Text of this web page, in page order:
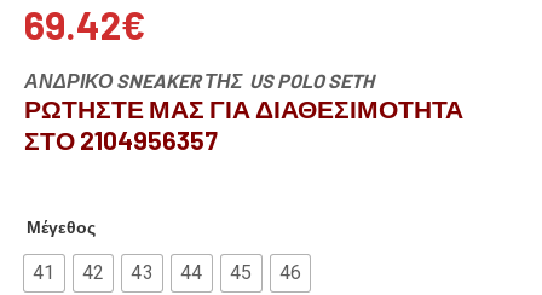
69.42€
ΑΝΔΡΙΚΟ SNEAKER ΤΗΣ US POLO SETH
ΡΩΤΗΣΤΕ ΜΑΣ ΓΙΑ ΔΙΑΘΕΣΙΜΟΤΗΤΑ
ΣΤΟ 2104956357
Μέγεθος
41 42 43 44 45 46